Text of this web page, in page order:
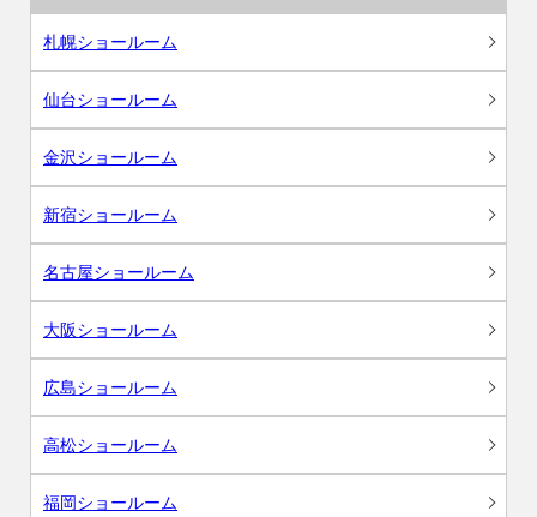
札幌ショールーム
仙台ショールーム
金沢ショールーム
新宿ショールーム
名古屋ショールーム
大阪ショールーム
広島ショールーム
高松ショールーム
福岡ショールーム